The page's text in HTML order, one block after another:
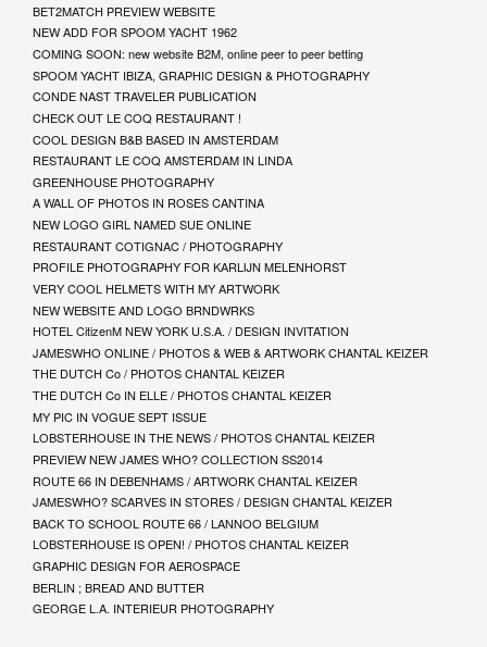
BET2MATCH PREVIEW WEBSITE
NEW ADD FOR SPOOM YACHT 1962
COMING SOON: new website B2M, online peer to peer betting
SPOOM YACHT IBIZA, GRAPHIC DESIGN & PHOTOGRAPHY
CONDE NAST TRAVELER PUBLICATION
CHECK OUT LE COQ RESTAURANT !
COOL DESIGN B&B BASED IN AMSTERDAM
RESTAURANT LE COQ AMSTERDAM IN LINDA
GREENHOUSE PHOTOGRAPHY
A WALL OF PHOTOS IN ROSES CANTINA
NEW LOGO GIRL NAMED SUE ONLINE
RESTAURANT COTIGNAC / PHOTOGRAPHY
PROFILE PHOTOGRAPHY FOR KARLIJN MELENHORST
VERY COOL HELMETS WITH MY ARTWORK
NEW WEBSITE AND LOGO BRNDWRKS
HOTEL CitizenM NEW YORK U.S.A. / DESIGN INVITATION
JAMESWHO ONLINE / PHOTOS & WEB & ARTWORK CHANTAL KEIZER
THE DUTCH Co / PHOTOS CHANTAL KEIZER
THE DUTCH Co IN ELLE / PHOTOS CHANTAL KEIZER
MY PIC IN VOGUE SEPT ISSUE
LOBSTERHOUSE IN THE NEWS / PHOTOS CHANTAL KEIZER
PREVIEW NEW JAMES WHO? COLLECTION SS2014
ROUTE 66 IN DEBENHAMS / ARTWORK CHANTAL KEIZER
JAMESWHO? SCARVES IN STORES / DESIGN CHANTAL KEIZER
BACK TO SCHOOL ROUTE 66 / LANNOO BELGIUM
LOBSTERHOUSE IS OPEN! / PHOTOS CHANTAL KEIZER
GRAPHIC DESIGN FOR AEROSPACE
BERLIN ; BREAD AND BUTTER
GEORGE L.A. INTERIEUR PHOTOGRAPHY